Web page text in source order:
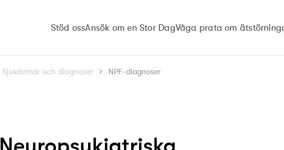
Stöd ossAnsök om en Stor DagVåga prata om
Sjukdomar och diagnoser NPF-diagnoser